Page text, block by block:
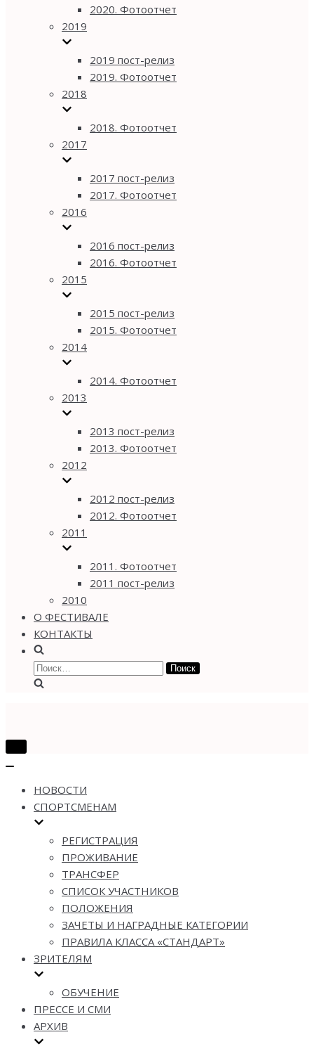
2020. Фотоотчет
2019
2019 пост-релиз
2019. Фотоотчет
2018
2018. Фотоотчет
2017
2017 пост-релиз
2017. Фотоотчет
2016
2016 пост-релиз
2016. Фотоотчет
2015
2015 пост-релиз
2015. Фотоотчет
2014
2014. Фотоотчет
2013
2013 пост-релиз
2013. Фотоотчет
2012
2012 пост-релиз
2012. Фотоотчет
2011
2011. Фотоотчет
2011 пост-релиз
2010
О ФЕСТИВАЛЕ
КОНТАКТЫ
Найти:
Показать/
навигациюНОВОСТИ
СПОРТСМЕНАМ
РЕГИСТРАЦИЯ
ПРОЖИВАНИЕ
ТРАНСФЕР
СПИСОК УЧАСТНИКОВ
ПОЛОЖЕНИЯ
ЗАЧЕТЫ И НАГРАДНЫЕ КАТЕГОРИИ
ПРАВИЛА КЛАССА «СТАНДАРТ»
ЗРИТЕЛЯМ
ОБУЧЕНИЕ
ПРЕССЕ И СМИ
АРХИВ